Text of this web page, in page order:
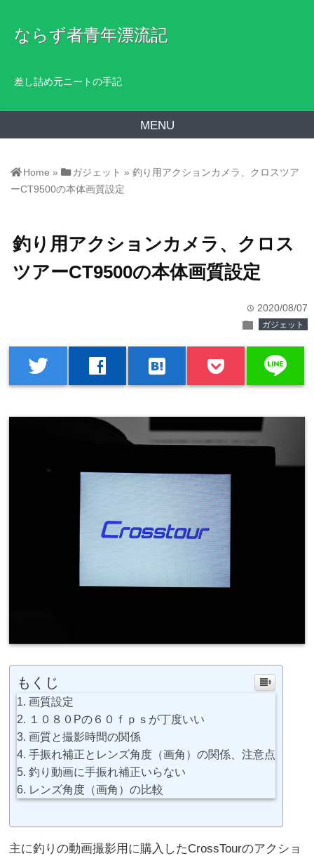
ならず者青年漂流記
差し詰め元ニートの手記
MENU
Home » ガジェット »釣り用アクションカメラ、クロスツア
ーCT9500の本体画質設定
釣り用アクションカメラ、クロス
ツアーCT9500の本体画質設定
time 2020/08/07
folder ガジェット
twitter facebook hatenabookmark line
もくじ
画質設定
１０８０Pの６０ｆｐｓが丁度いい
画質と撮影時間の関係
手振れ補正とレンズ角度（画角）の関係、注意点
釣り動画に手振れ補正いらない
レンズ角度（画角）の比較
主に釣りの動画撮影用に購入したCrossTourのアクショ